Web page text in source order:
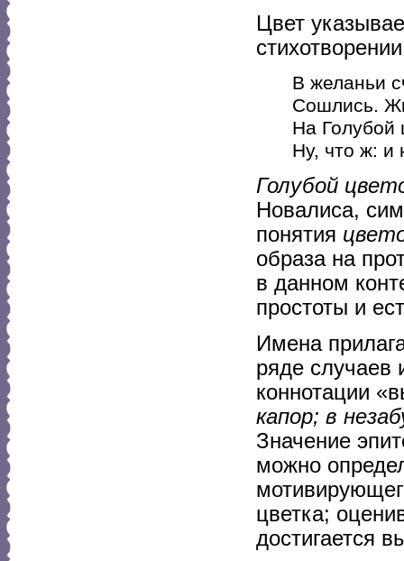
Цвет
В желаньи
Сошлись.
На Голубой
Ну, что ж: и
Голубой
Новалиса,
понятия
образа на
в данном
простоты и
Имена
ряде случаев
коннотации
капор; в
Значение
можно
цветка;
достигается